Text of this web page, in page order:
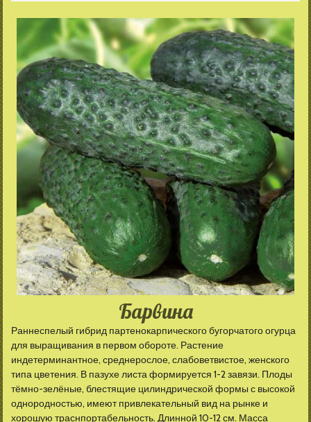
Барвина
Раннеспелый гибрид партенокарпического бугорчатого огурца
для выращивания в первом обороте. Растение
индетерминантное, среднерослое, слабоветвистое, женского
типа цветения. В пазухе листа формируется 1-2 завязи. Плоды
тёмно-зелёные, блестящие цилиндрической формы с высокой
однородностью, имеют привлекательный вид на рынке и
хорошую траснпортабельность. Длинной 10-12 см. Масса